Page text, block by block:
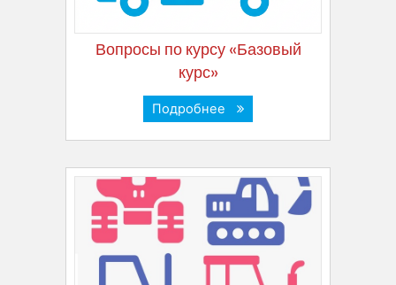
Вопросы по курсу «Базовый
курс»
Подробнее